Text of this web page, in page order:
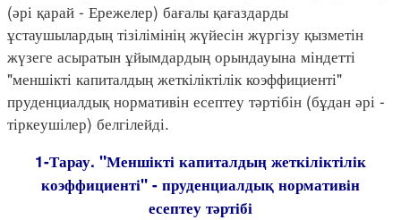
(әрі қарай - Ережелер) бағалы қағаздарды
ұстаушылардың тізілімінің жүйесін жүргізу қызметін
жүзеге асыратын ұйымдардың орындауына міндетті
"меншікті капиталдың жеткіліктілік коэффициенті"
пруденциалдық нормативін есептеу тәртібін (бұдан әрі -
тіркеушілер) белгілейді.
1-Тарау. "Меншікті капиталдың жеткіліктілік
коэффициенті" - пруденциалдық нормативін
есептеу тәртібі